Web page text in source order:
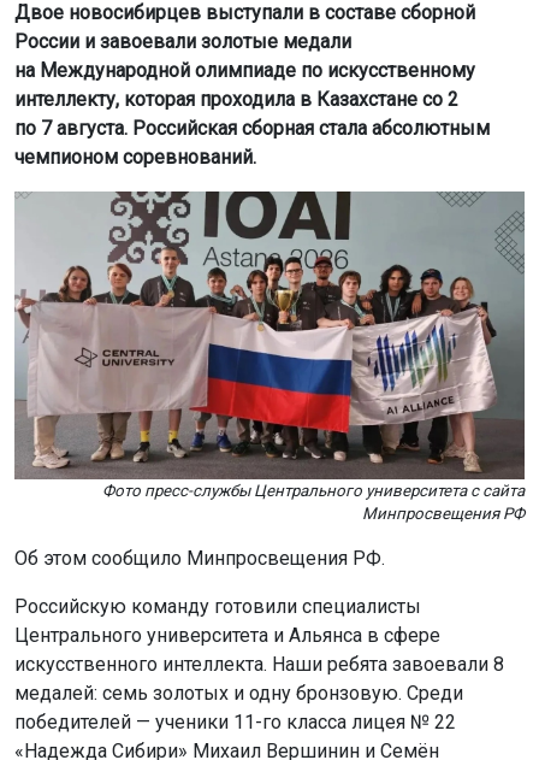
Фото пресс-службы Центрального университета с сайта
Об этом сообщило Минпросвещения РФ.
Российскую команду готовили специалисты
искусственного интеллекта. Наши ребята завоевали 8
медалей: семь золотых и одну бронзовую. Среди
победителей — ученики 11-го класса лицея № 22
«Надежда Сибири» Михаил Вершинин и Семён
Родионов.
Всего в этом году в олимпиаде участвовали 465
школьников из 105 стран мира, что стало рекордом за
всю историю соревнований. По числу участников
олимпиада заняла второе место в мире, уступив только
Международной математической олимпиаде.
математике в Риме.
Поделиться новостью: